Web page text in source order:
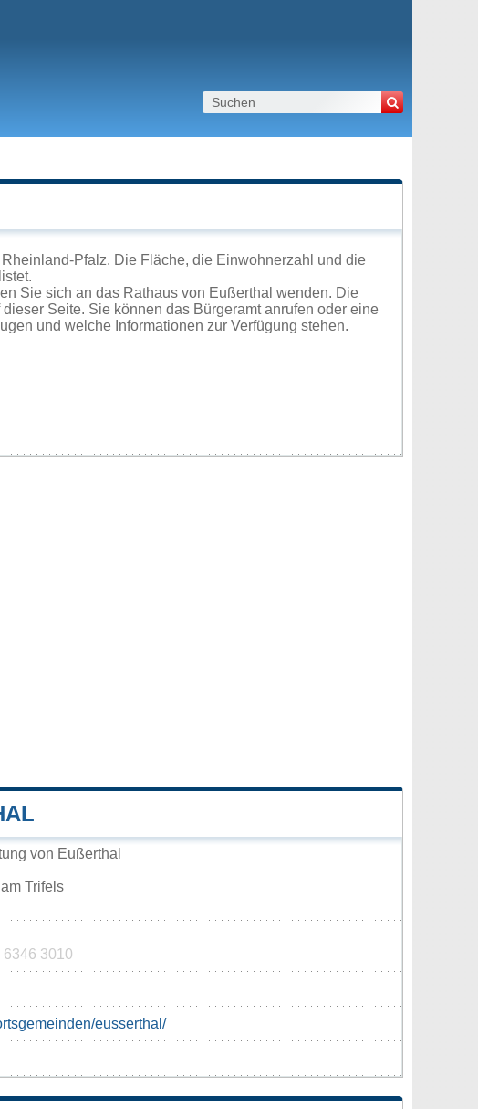
Pfalz. Die Fläche, die Einwohnerzahl und die
Sie sich an das Rathaus von Eußerthal wenden. Die
Seite. Sie können das Bürgeramt anrufen oder eine
und welche Informationen zur Verfügung stehen.
von Eußerthal
Trifels
6346 3010
eusserthal/